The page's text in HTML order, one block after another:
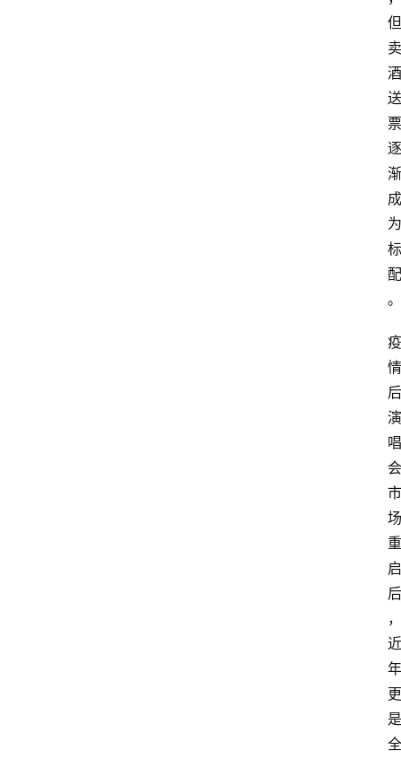
但
卖
酒
送
票
逐
渐
成
为
标
配
。
疫
情
后
演
唱
会
市
场
重
启
后
，
近
年
更
是
全